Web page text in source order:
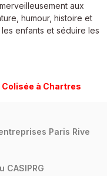
aux
humour, histoire et
enfants et séduire les
à Chartres